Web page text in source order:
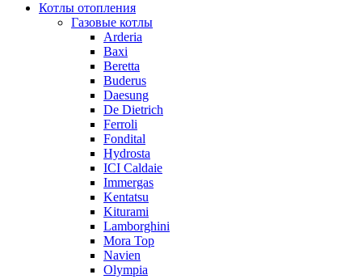
Котлы отопления
Газовые котлы
Arderia
Baxi
Beretta
Buderus
Daesung
De Dietrich
Ferroli
Fondital
Hydrosta
ICI Caldaie
Immergas
Kentatsu
Kiturami
Lamborghini
Mora Top
Navien
Olympia